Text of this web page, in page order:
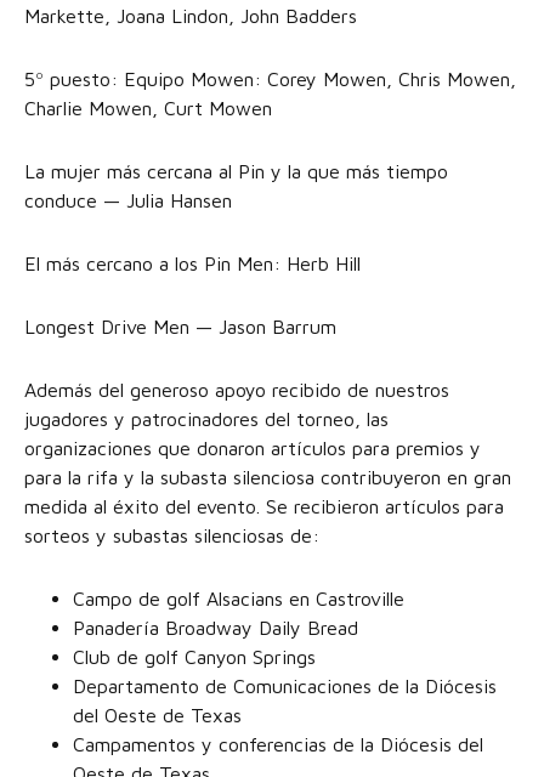
Markette, Joana Lindon, John Badders
5º puesto: Equipo Mowen: Corey Mowen, Chris Mowen,
Charlie Mowen, Curt Mowen
La mujer más cercana al Pin y la que más tiempo
conduce — Julia Hansen
El más cercano a los Pin Men: Herb Hill
Longest Drive Men — Jason Barrum
Además del generoso apoyo recibido de nuestros
jugadores y patrocinadores del torneo, las
organizaciones que donaron artículos para premios y
para la rifa y la subasta silenciosa contribuyeron en gran
medida al éxito del evento. Se recibieron artículos para
sorteos y subastas silenciosas de:
Campo de golf Alsacians en Castroville
Panadería Broadway Daily Bread
Club de golf Canyon Springs
Departamento de Comunicaciones de la Diócesis
del Oeste de Texas
Campamentos y conferencias de la Diócesis del